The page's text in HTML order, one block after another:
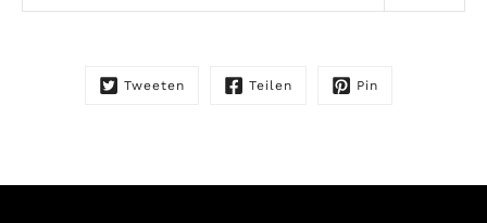
Tweeten Teilen Pin